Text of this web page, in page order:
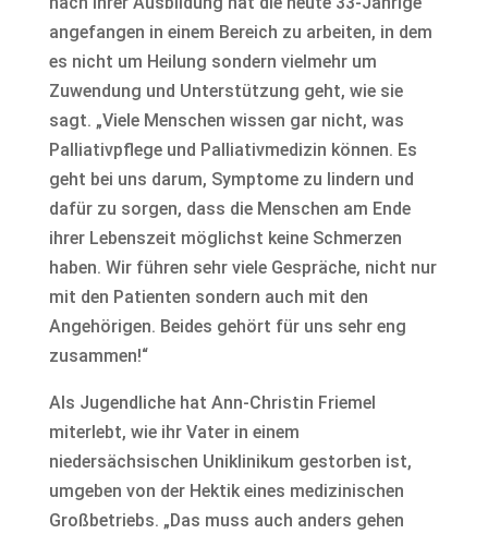
angefangen in einem Bereich zu arbeiten, in dem
es nicht um Heilung sondern vielmehr um
Zuwendung und Unterstützung geht, wie sie
sagt. „Viele Menschen wissen gar nicht, was
Palliativpflege und Palliativmedizin können. Es
geht bei uns darum, Symptome zu lindern und
dafür zu sorgen, dass die Menschen am Ende
ihrer Lebenszeit möglichst keine Schmerzen
haben. Wir führen sehr viele Gespräche, nicht nur
mit den Patienten sondern auch mit den
Angehörigen. Beides gehört für uns sehr eng
zusammen!“
Als Jugendliche hat Ann-Christin Friemel
miterlebt, wie ihr Vater in einem
niedersächsischen Uniklinikum gestorben ist,
umgeben von der Hektik eines medizinischen
Großbetriebs. „Das muss auch anders gehen